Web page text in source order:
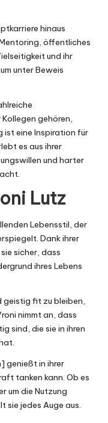
hinaus
öffentliches
und ihr
unter Beweis
gehören,
ist eine Inspiration für
es aus ihrer
und harter
Lutz
Lebensstil, der
Dank ihrer
sicher, dass
ihres Lebens
geistig fit zu bleiben,
nimmt an, dass
sind, die sie in ihren
genießt in ihrer
tanken kann. Ob es
um die Nutzung
sie jedes Auge aus.